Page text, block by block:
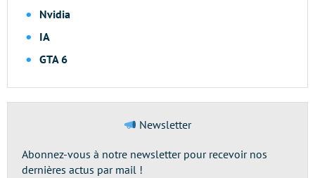
Nvidia
IA
GTA 6
Newsletter
Abonnez-vous à notre newsletter pour recevoir nos
dernières actus par mail !